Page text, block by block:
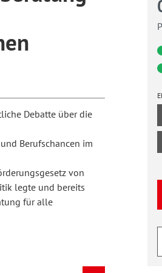
Debatte über die
Berufschancen im
von
legte und bereits
für alle